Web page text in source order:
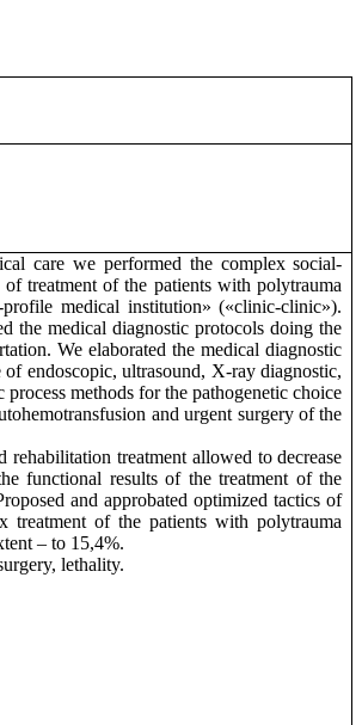
care we performed the complex social-
treatment of the patients with polytrauma
medical institution» («clinic-clinic»).
the medical diagnostic protocols doing the
We elaborated the medical diagnostic
endoscopic, ultrasound, X-ray diagnostic,
methods for the pathogenetic choice
and urgent surgery of the
rehabilitation treatment allowed to decrease
functional results of the treatment of the
and approbated optimized tactics of
treatment of the patients with polytrauma
– to 15,4%.
lethality.